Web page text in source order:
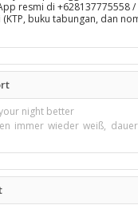
resmi di +628137775558
buku tabungan, dan
night better
immer wieder weiß,